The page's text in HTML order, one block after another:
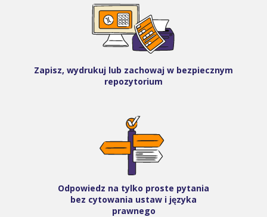
Zapisz, wydrukuj lub zachowaj w bezpiecznym
repozytorium
Odpowiedz na tylko proste pytania
bez cytowania ustaw i języka
prawnego